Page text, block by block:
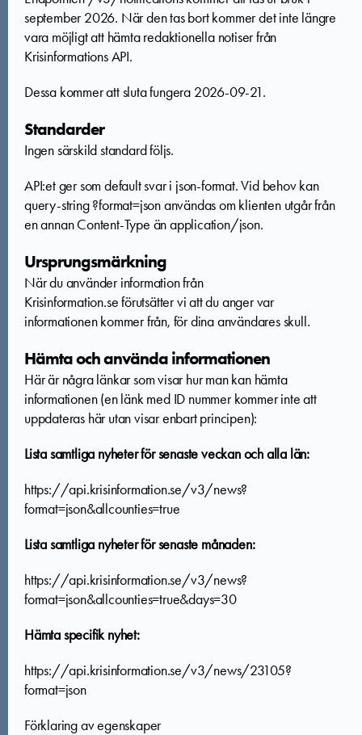
september 2026. När den tas bort kommer det inte längre
vara möjligt att hämta redaktionella notiser från
Krisinformations API.
Dessa kommer att sluta fungera 2026-09-21.
Standarder
Ingen särskild standard följs.
API:et ger som default svar i json-format. Vid behov kan
query-string ?format=json användas om klienten utgår från
en annan Content-Type än application/json.
Ursprungsmärkning
När du använder information från
Krisinformation.se förutsätter vi att duanger var
informationen kommer från, för dina användares skull.
Hämta och använda informationen
Här är några länkar som visar hur man kan hämta
informationen (en länk med ID nummer kommer inte att
uppdateras här utan visar enbart principen):
Lista samtliga nyheter för senaste veckan och alla län:
https://api.krisinformation.se/v3/news?
format=json&allcounties=true
Lista samtliga nyheter för senaste månaden:
https://api.krisinformation.se/v3/news?
format=json&allcounties=true&days=30
Hämta specifik nyhet:
https://api.krisinformation.se/v3/news/23105?
format=json
Förklaring av egenskaper